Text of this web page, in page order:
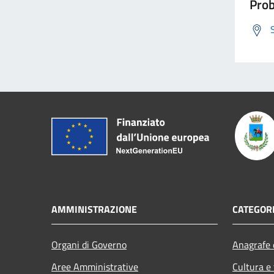
AMMINISTRAZIONE
Organi di Governo
Aree Amministrative
Cultura